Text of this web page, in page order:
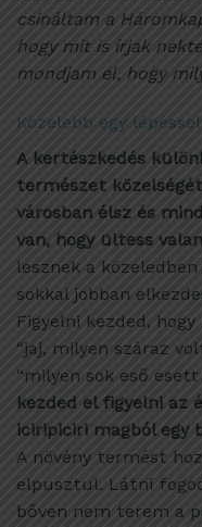
csináltam a
hogy mit is írjak
mondjam el, hogy
Közelebb egy
A kertészkedés
természet
városban élsz és
van, hogy ültess
lesznek a
sokkal jobban
Figyelni kezded,
“jaj, milyen száraz
“milyen sok eső esett
kezded el figyelni az
iciripiciri magból egy
A növény termést
elpusztul. Látni
bőven nem terem a